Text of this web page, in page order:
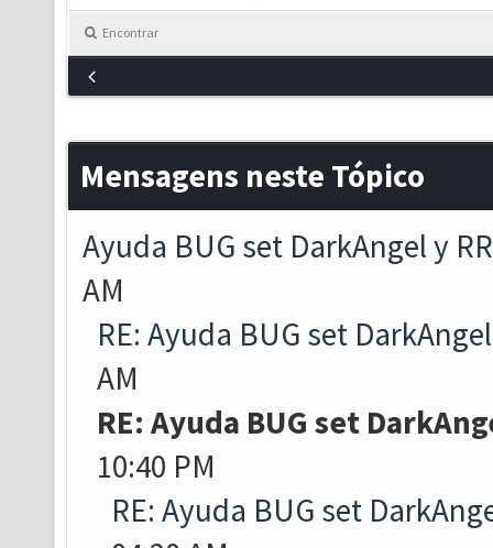
Encontrar
Mensagens neste Tópico
Ayuda BUG set DarkAngel y RR
AM
RE: Ayuda BUG set
AM
RE: Ayuda BUG set
10:40 PM
RE: Ayuda BUG set